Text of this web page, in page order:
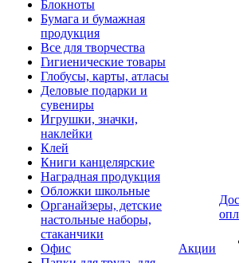
Блокноты
Бумага и бумажная
продукция
Все для творчества
Гигиенические товары
Глобусы, карты, атласы
Деловые подарки и
сувениры
Игрушки, значки,
наклейки
Клей
Книги канцелярские
Наградная продукция
Обложки школьные
Органайзеры, детские
настольные наборы,
стаканчики
Офис
Акции